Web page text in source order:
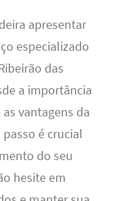
apresentar
especializado
das
a importância
vantagens da
é crucial
do seu
hesite em